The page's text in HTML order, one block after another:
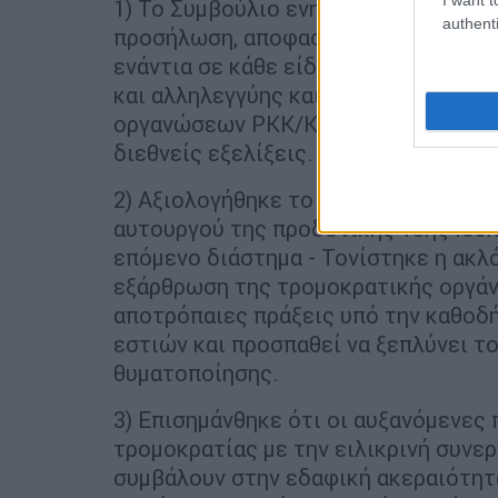
1) Το Συμβούλιο ενημερώθηκε για
προσήλωση, αποφασιστικότητα και
ενάντια σε κάθε είδους απειλές και
και αλληλεγγύης και της
οργανώσεων PKK/KCK-PYD/YPG,
διεθνείς εξελίξεις.
2) Αξιολογήθηκε το στάδιο στο
αυτουργού της προδοτικής 15ης
επόμενο διάστημα - Τονίστηκε η
εξάρθρωση της τρομοκρατικής
αποτρόπαιες πράξεις υπό την
εστιών και προσπαθεί να ξεπλύνει
θυματοποίησης.
3) Επισημάνθηκε ότι οι
τρομοκρατίας με την ειλικρινή
συμβάλουν στην εδαφική